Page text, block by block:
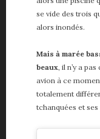
se vide des trois
alors inondés.
Mais à marée
beaux , il n’y a
avion à ce
totalement
tchanquées et